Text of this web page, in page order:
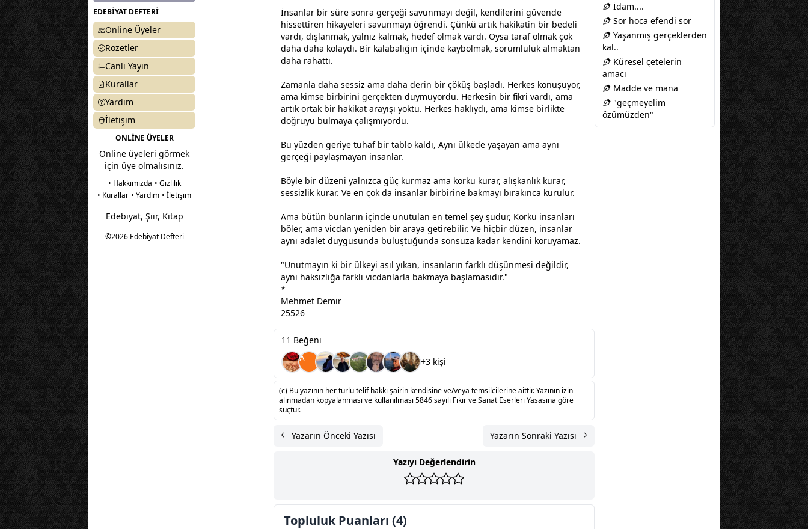
EDEBİYAT DEFTERİ
Online Üyeler
Rozetler
Canlı Yayın
Kurallar
Yardım
İletişim
ONLİNE ÜYELER
Online üyeleri görmek
için üye olmalısınız.
• Hakkımızda • Gizlilik
• Kurallar • Yardım • İletişim
Edebiyat, Şiir, Kitap
©2026 Edebiyat Defteri
İnsanlar bir süre sonra gerçeği savunmayı değil, kendilerini güvende
hissettiren hikayeleri savunmayı öğrendi. Çünkü artık hakikatin bir bedeli
vardı, dışlanmak, yalnız kalmak, hedef olmak vardı. Oysa taraf olmak çok
daha daha kolaydı. Bir kalabalığın içinde kaybolmak, sorumluluk almaktan
daha rahattı.
Zamanla daha sessiz ama daha derin bir çöküş başladı. Herkes konuşuyor,
ama kimse birbirini gerçekten duymuyordu. Herkesin bir fikri vardı, ama
artık ortak bir hakikat arayışı yoktu. Herkes haklıydı, ama kimse birlikte
doğruyu bulmaya çalışmıyordu.
Bu yüzden geriye tuhaf bir tablo kaldı, Aynı ülkede yaşayan ama aynı
gerçeği paylaşmayan insanlar.
Böyle bir düzeni yalnızca güç kurmaz ama korku kurar, alışkanlık kurar,
sessizlik kurar. Ve en çok da insanlar birbirine bakmayı bırakınca kurulur.
Ama bütün bunların içinde unutulan en temel şey şudur, Korku insanları
böler, ama vicdan yeniden bir araya getirebilir. Ve hiçbir düzen, insanlar
aynı adalet duygusunda buluştuğunda sonsuza kadar kendini koruyamaz.
"Unutmayın ki bir ülkeyi asıl yıkan, insanların farklı düşünmesi değildir,
aynı haksızlığa farklı vicdanlarla bakmaya başlamasıdır."
*
Mehmet Demir
25526
11 Beğeni
A
+3 kişi
(c) Bu yazının her türlü telif hakkı şairin kendisine ve/veya temsilcilerine aittir. Yazının izin
alınmadan kopyalanması ve kullanılması 5846 sayılı Fikir ve Sanat Eserleri Yasasına göre
suçtur.
Yazarın Önceki Yazısı Yazarın Sonraki Yazısı
Yazıyı Değerlendirin
Topluluk Puanları (4)
İdam....
Sor hoca efendi sor
Yaşanmış gerçeklerden
kal..
Küresel çetelerin
amacı
Madde ve mana
"geçmeyelim
özümüzden"